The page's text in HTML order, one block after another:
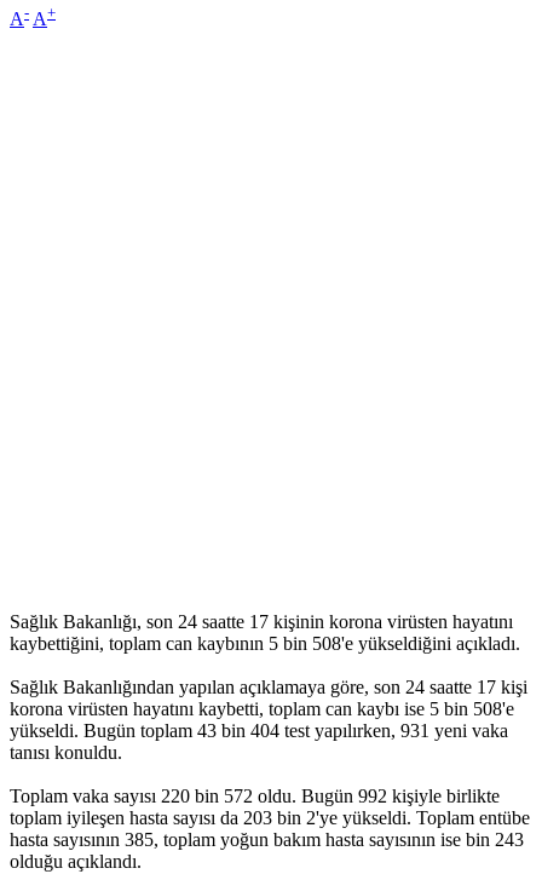
A- A+
Sağlık Bakanlığı, son 24 saatte 17 kişinin korona virüsten hayatını
kaybettiğini, toplam can kaybının 5 bin 508'e yükseldiğini açıkladı.
Sağlık Bakanlığından yapılan açıklamaya göre, son 24 saatte 17 kişi
korona virüsten hayatını kaybetti, toplam can kaybı ise 5 bin 508'e
yükseldi. Bugün toplam 43 bin 404 test yapılırken, 931 yeni vaka
tanısı konuldu.
Toplam vaka sayısı 220 bin 572 oldu. Bugün 992 kişiyle birlikte
toplam iyileşen hasta sayısı da 203 bin 2'ye yükseldi. Toplam entübe
hasta sayısının 385, toplam yoğun bakım hasta sayısının ise bin 243
olduğu açıklandı.